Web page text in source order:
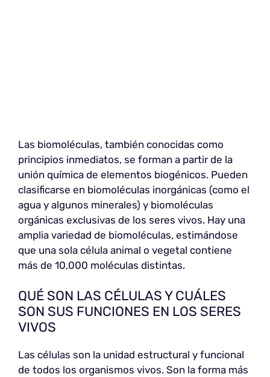
Las biomoléculas, también conocidas como
principios inmediatos, se forman a partir de la
unión química de elementos biogénicos. Pueden
clasificarse en biomoléculas inorgánicas (como el
agua y algunos minerales) y biomoléculas
orgánicas exclusivas de los seres vivos. Hay una
amplia variedad de biomoléculas, estimándose
que una sola célula animal o vegetal contiene
más de 10,000 moléculas distintas.
QUÉ SON LAS CÉLULAS Y CUÁLES
SON SUS FUNCIONES EN LOS SERES
VIVOS
Las células son la unidad estructural y funcional
de todos los organismos vivos. Son la forma más